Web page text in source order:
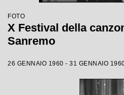
FOTO
X Festival della
Sanremo
26 GENNAIO 1960 - 31 GENNAIO